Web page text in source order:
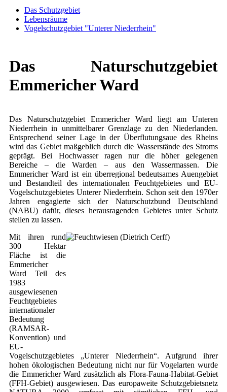
Das Schutzgebiet
Lebensräume
Vogelschutzgebiet "Unterer Niederrhein"
Das Naturschutzgebiet
Emmericher Ward
Das Naturschutzgebiet Emmericher Ward liegt am Unteren
Niederrhein in unmittelbarer Grenzlage zu den Niederlanden.
Entsprechend seiner Lage in der Überflutungsaue des Rheins
wird das Gebiet maßgeblich durch die Wasserstände des Stroms
geprägt. Bei Hochwasser ragen nur die höher gelegenen
Bereiche – die Warden – aus den Wassermassen. Die
Emmericher Ward ist ein überregional bedeutsames Auengebiet
und Bestandteil des internationalen Feuchtgebietes und EU-
Vogelschutzgebietes Unterer Niederrhein. Schon seit den 1970er
Jahren engagierte sich der Naturschutzbund Deutschland
(NABU) dafür, dieses herausragenden Gebietes unter Schutz
stellen zu lassen.
Mit ihren rund
300 Hektar
Fläche ist die
Emmericher
Ward Teil des
1983
ausgewiesenen
Feuchtgebietes
internationaler
Bedeutung
(RAMSAR-
Konvention) und
EU-
Vogelschutzgebietes „Unterer Niederrhein“. Aufgrund ihrer
hohen ökologischen Bedeutung nicht nur für Vogelarten wurde
die Emmericher Ward zusätzlich als Flora-Fauna-Habitat-Gebiet
(FFH-Gebiet) ausgewiesen. Das europaweite Schutzgebietsnetz